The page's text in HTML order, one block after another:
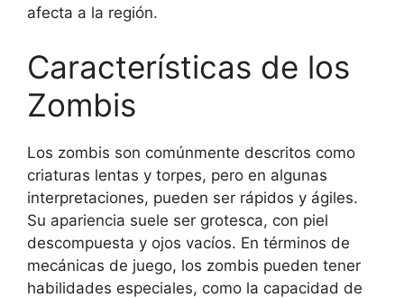
afecta a la región.
Características de los
Zombis
Los zombis son comúnmente descritos como
criaturas lentas y torpes, pero en algunas
interpretaciones, pueden ser rápidos y ágiles.
Su apariencia suele ser grotesca, con piel
descompuesta y ojos vacíos. En términos de
mecánicas de juego, los zombis pueden tener
habilidades especiales, como la capacidad de